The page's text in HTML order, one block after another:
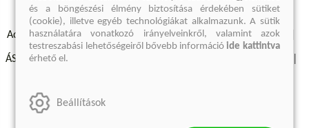
Adatvédelmi szabályzatok Elállási felmondási nyilatkozat
ÁSZF - Vásárlási feltételek
Szállítási információk
és a böngészési élmény biztosítása érdekében sütiket
(cookie), illetve egyéb technológiákat alkalmazunk. A sütik
használatára vonatkozó irányelveinkről, valamint azok
testreszabási lehetőségeiről bővebb információide kattintva
érhető el.
Beállítások